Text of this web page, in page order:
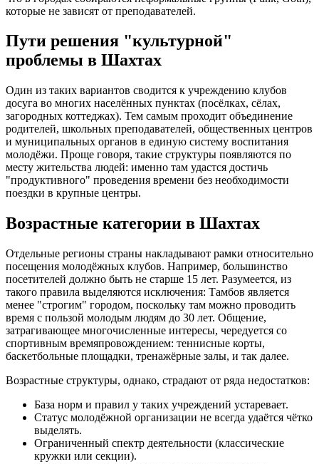
которые не зависят от преподавателей.
Пути решения "культурной"
проблемы в Шахтах
Один из таких вариантов сводится к учреждению клубов
досуга во многих населённых пунктах (посёлках, сёлах,
загородных коттеджах). Тем самым проходит объединение
родителей, школьных преподавателей, общественных центров
и муниципальных органов в единую систему воспитания
молодёжи. Проще говоря, такие структуры появляются по
месту жительства людей: именно там удастся достичь
"продуктивного" проведения времени без необходимости
поездки в крупные центры.
Возрастные категории в Шахтах
Отдельные регионы страны накладывают рамки относительно
посещения молодёжных клубов. Например, большинство
посетителей должно быть не старше 15 лет. Разумеется, из
такого правила выделяются исключения: Тамбов является
менее "строгим" городом, поскольку там можно проводить
время с пользой молодым людям до 30 лет. Общение,
затрагивающее многочисленные интересы, чередуется со
спортивным времяпровождением: теннисные корты,
баскетбольные площадки, тренажёрные залы, и так далее.
Возрастные структуры, однако, страдают от ряда недостатков:
База норм и правил у таких учреждений устаревает.
Статус молодёжной организации не всегда удаётся чётко
выделять.
Ограниченный спектр деятельности (классические
кружки или секции).